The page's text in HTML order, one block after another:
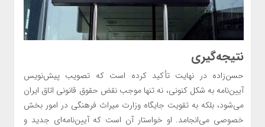
نتیجه‌گیری
حسن‌زاده در نهایت تأکید کرده است که تصویب پیش‌نویس
آیین‌نامه به شکل کنونی، نه تنها موجب نقض حقوق قانونی اتاق ایران
می‌شود، بلکه به تقویت جایگاه وزارت میراث فرهنگی در امور بخش
خصوصی می‌انجامد. او خواستار آن است که آیین‌نامه‌ای جدید و